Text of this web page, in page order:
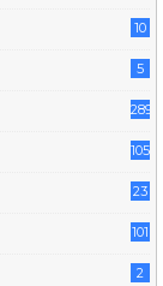
10
5
289
105
23
101
2